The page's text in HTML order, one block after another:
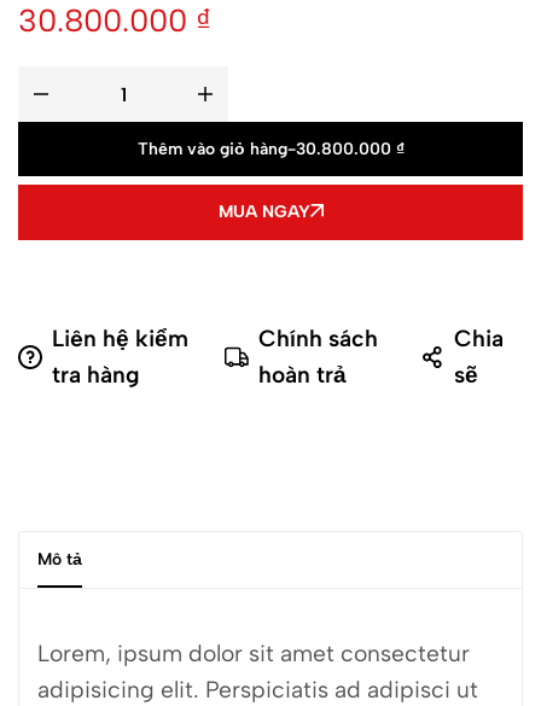
30.800.000 ₫
Thêm vào giỏ hàng-30.800.000 ₫
MUA NGAY
Liên hệ kiểm
tra hàng
Chính sách
hoàn trả
Chia
sẽ
Mô tả
Lorem, ipsum dolor sit amet consectetur
adipisicing elit. Perspiciatis ad adipisci ut